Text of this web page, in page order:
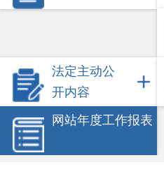
法定主动公
开内容
网站年度工作报表